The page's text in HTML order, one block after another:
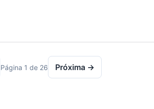
Página 1 de 26 Próxima →